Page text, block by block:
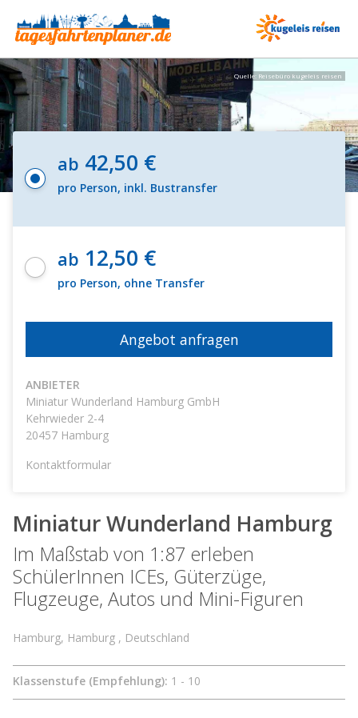
Quelle: Reisebüro kugeleis reisen
ab 42,50 €
pro Person, inkl. Bustransfer
ab 12,50 €
pro Person, ohne Transfer
Angebot anfragen
ANBIETER
Miniatur Wunderland Hamburg GmbH
Kehrwieder 2-4
20457 Hamburg
Kontaktformular
Miniatur Wunderland Hamburg
Im Maßstab von 1:87 erleben
SchülerInnen ICEs, Güterzüge,
Flugzeuge, Autos und Mini-Figuren
Hamburg, Hamburg , Deutschland
Klassenstufe (Empfehlung): 1 - 10